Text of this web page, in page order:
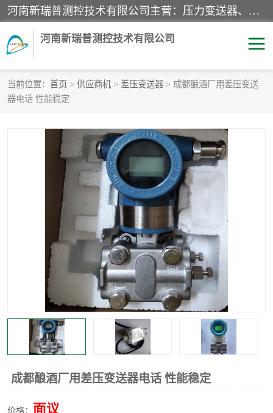
河南新瑞普测控技术有限公司主营：压力变送器、液位变送器、差压变送器、雷达料位计、电容物位计、温度显示控制仪表、电量变送器、流量计、工业自动化系统成套设备。
河南新瑞普测控技术有限公司
当前位置： 首页 > 供应商机 > 差压变送器 > 成都酿酒厂用差压变送
器电话 性能稳定
成都酿酒厂用差压变送器电话 性能稳定
价格： 面议
霍尼韦尔压力变送器
1151/3351产品分类 精巧型压力变送器
液位变送器 雷达料位计
标准型工业压力变送器 罐旁显示仪
差压变送器 温度传感器变送器
压力变送器 电容物位计
温度显示控制仪表 电量变送器
流量计 工业自动化系统成套设备